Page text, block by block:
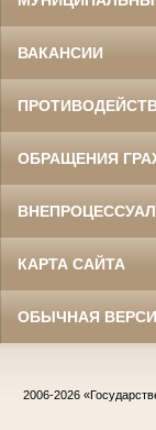
ВАКАНСИИ
ОБРАЩЕНИЯ
КАРТА САЙТА
ОБЫЧНАЯ
2006-2026